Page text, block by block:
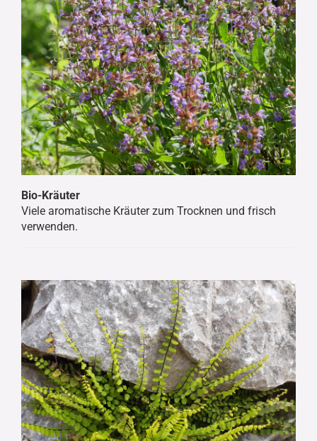
Bio-Kräuter
Viele aromatische Kräuter zum Trocknen und frisch
verwenden.